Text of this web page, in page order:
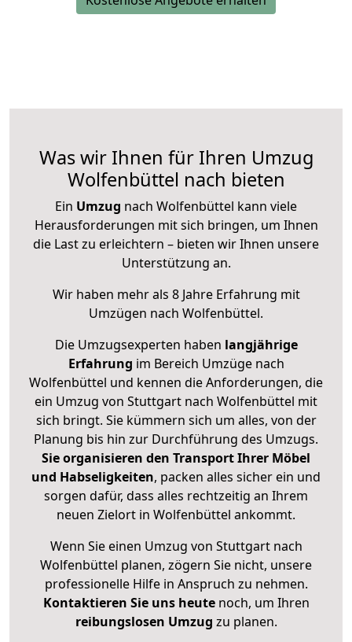
Was wir Ihnen für Ihren Umzug
Wolfenbüttel nach bieten
Ein Umzug nach Wolfenbüttel kann viele
Herausforderungen mit sich bringen, um Ihnen
die Last zu erleichtern – bieten wir Ihnen unsere
Unterstützung an.
Wir haben mehr als 8 Jahre Erfahrung mit
Umzügen nach Wolfenbüttel.
Die Umzugsexperten haben langjährige
Erfahrung im Bereich Umzüge nach
Wolfenbüttel und kennen die Anforderungen, die
ein Umzug von Stuttgart nach Wolfenbüttel mit
sich bringt. Sie kümmern sich um alles, von der
Planung bis hin zur Durchführung des Umzugs.
Sie organisieren den Transport Ihrer Möbel
und Habseligkeiten, packen alles sicher ein und
sorgen dafür, dass alles rechtzeitig an Ihrem
neuen Zielort in Wolfenbüttel ankommt.
Wenn Sie einen Umzug von Stuttgart nach
Wolfenbüttel planen, zögern Sie nicht, unsere
professionelle Hilfe in Anspruch zu nehmen.
Kontaktieren Sie uns heutenoch, um Ihren
reibungslosen Umzug zu planen.